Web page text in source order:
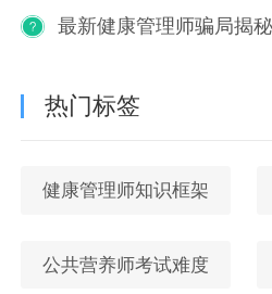
最新健康管理师骗局揭秘
热门标签
健康管理师知识框架
公共营养师考试难度